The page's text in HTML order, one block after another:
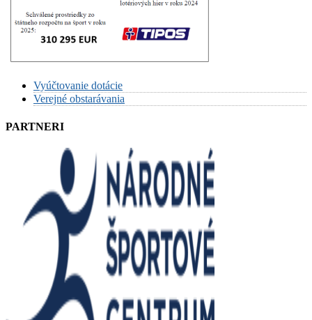
Vyúčtovanie dotácie
Verejné obstarávania
PARTNERI